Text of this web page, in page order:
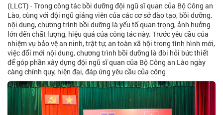
(LLCT) - Trong công tác bồi dưỡng đội ngũ sĩ quan của Bộ Công an
Lào, cùng với đội ngũ giảng viên của các cơ sở đào tạo, bồi dưỡng,
nội dung, chương trình bồi dưỡng là yếu tố quan trọng, ảnh hưởng
lớn đến chất lượng, hiệu quả của công tác này. Trước yêu cầu của
nhiệm vụ bảo vệ an ninh, trật tự, an toàn xã hội trong tình hình mới,
việc đổi mới nội dung, chương trình bồi dưỡng là đòi hỏi bức thiết
để góp phần xây dựng đội ngũ sĩ quan của Bộ Công an Lào ngày
càng chính quy, hiện đại, đáp ứng yêu cầu của công